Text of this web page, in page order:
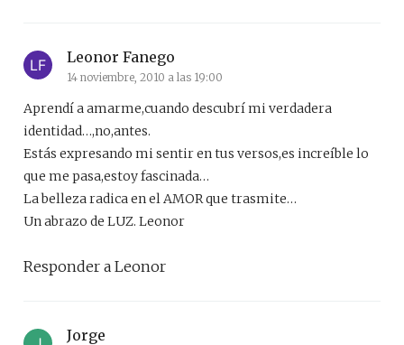
Leonor Fanego
14 noviembre, 2010 a las 19:00
Aprendí a amarme,cuando descubrí mi verdadera
identidad…,no,antes.
Estás expresando mi sentir en tus versos,es increíble lo
que me pasa,estoy fascinada…
La belleza radica en el AMOR que trasmite…
Un abrazo de LUZ. Leonor
Responder a Leonor
Jorge